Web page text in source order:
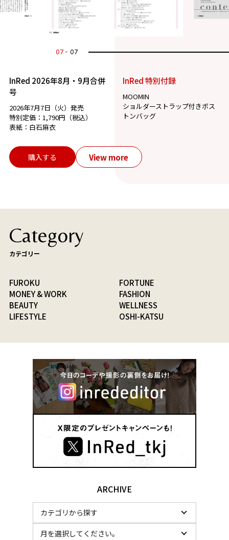
01 07
InRed 2026年8月・9月合併
号
2026年7月7日（火）発売
特別定価：1,790円（税込）
表紙：白石麻衣
InRed 特別付録
MOOMIN
ショルダーストラップ付きボス
トンバッグ
購入する View more
Category
カテゴリー
FUROKU
FORTUNE
MONEY & WORK
FASHION
BEAUTY
WELLNESS
LIFESTYLE
OSHI-KATSU
ARCHIVE